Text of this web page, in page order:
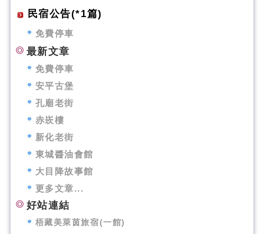
民宿公告(*1篇)
免費停車
最新文章
免費停車
安平古堡
孔廟老街
赤崁樓
新化老街
東城醬油會館
大目降故事館
更多文章...
好站連結
梧藏美萊茵旅宿(一館)